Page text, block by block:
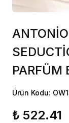
PARFÜM
Ürün Kodu:
₺ 522.41